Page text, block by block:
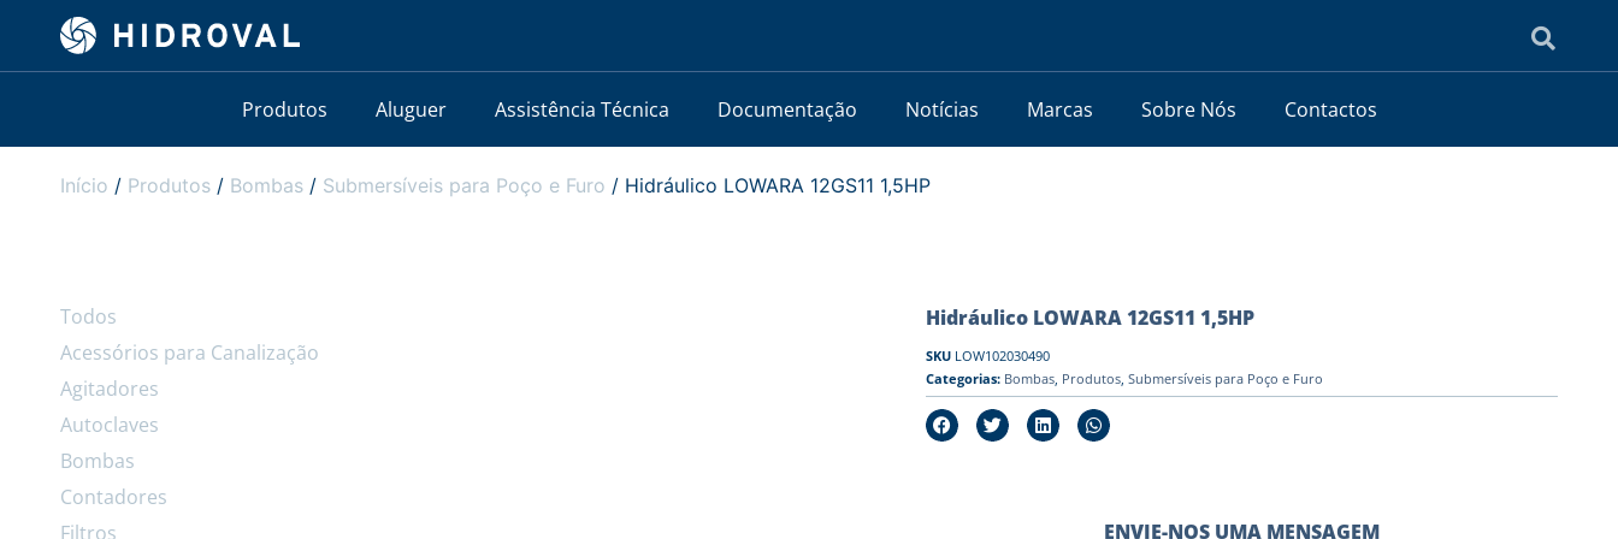
Produtos Aluguer Assistência Técnica Documentação Notícias Marcas Sobre Nós Contactos
Início / Produtos / Bombas / Submersíveis para Poço e Furo / Hidráulico LOWARA 12GS11 1,5HP
Todos
Acessórios para Canalização
Agitadores
Autoclaves
Bombas
Contadores
Filtros
Hidráulico LOWARA 12GS11 1,5HP
SKU LOW102030490
Categorias: Bombas, Produtos, Submersíveis para Poço e Furo
ENVIE-NOS UMA MENSAGEM